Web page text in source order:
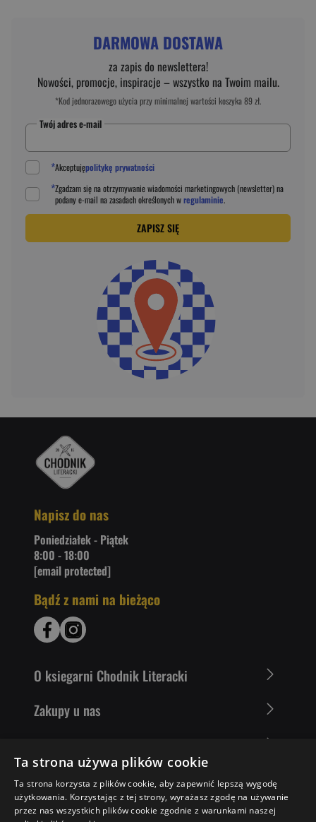
DARMOWA DOSTAWA
za zapis do newslettera!
Nowości, promocje, inspiracje – wszystko na Twoim mailu.
*Kod jednorazowego użycia przy minimalnej wartości koszyka 89 zł.
Twój adres e-mail
*Akceptujępolitykę prywatności
*Zgadzam się na otrzymywanie wiadomości marketingowych (newsletter) na
podanye-mail na zasadach określonych wregulaminie.
ZAPISZ SIĘ
Napisz do nas
Poniedziałek - Piątek
8:00 - 18:00
[email protected]
Bądź z nami na bieżąco
O ksiegarni Chodnik Literacki
Zakupy u nas
Literaci polecają
Ta strona używa plików cookie
Ta strona korzysta z plików cookie, aby zapewnić lepszą wygodę
użytkowania. Korzystając z tej strony, wyrażasz zgodę na używanie
przez nas wszystkich plików cookie zgodnie z warunkami naszej